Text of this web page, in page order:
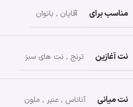
مناسب برای آقایان , بانوان
نت آغازین ترنج , نت های سبز
نت میانی آناناس , عنبر , ملون